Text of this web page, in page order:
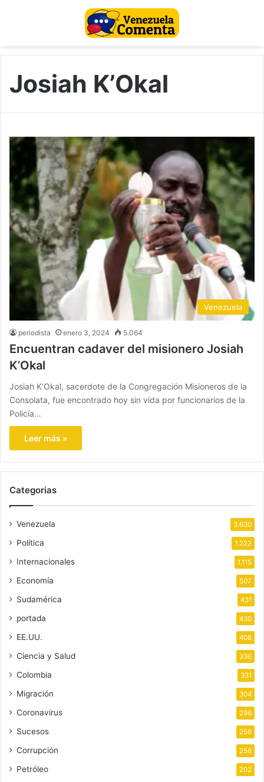
Josiah K’Okal
Venezuela
periodista enero 3, 2024 5.064
Encuentran cadaver del misionero Josiah
K’Okal
Josiah K’Okal, sacerdote de la Congregación Misioneros de la
Consolata, fue encontrado hoy sin vida por funcionarios de la
Policía…
Leer más »
Categorias
Venezuela 3.630
Política 1.222
Internacionales 1.115
Economía 507
Sudamérica 431
portada 430
EE.UU. 408
Ciencia y Salud 336
Colombia 331
Migración 304
Coronavirus 296
Sucesos 256
Corrupción 256
Petróleo 202